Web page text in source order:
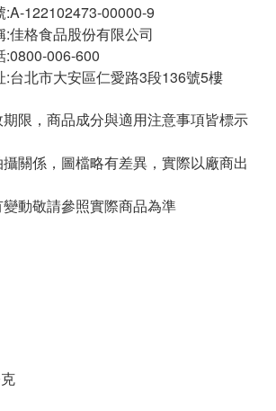
122102473-00000-9
佳格食品股份有限公司
:0800-006-600
:台北市大安區仁愛路3段136號5樓
限，商品成分與適用注意事項皆標示
關係，圖檔略有差異，實際以廠商出
動敬請參照實際商品為準